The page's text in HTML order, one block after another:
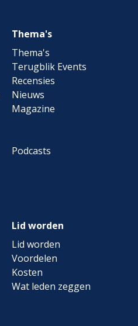
Thema's
Thema's
Terugblik Events
Recensies
Nieuws
Magazine
Podcasts
Lid worden
Lid worden
Voordelen
Kosten
Wat leden zeggen